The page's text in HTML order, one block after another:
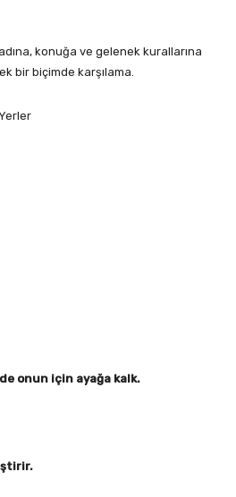
konuğa ve gelenek kurallarına
bir biçimde karşılama.
onun için ayağa kalk.